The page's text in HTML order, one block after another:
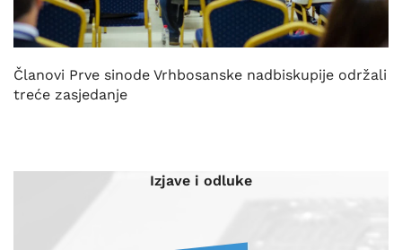
Članovi Prve sinode Vrhbosanske nadbiskupije održali
treće zasjedanje
Izjave i odluke